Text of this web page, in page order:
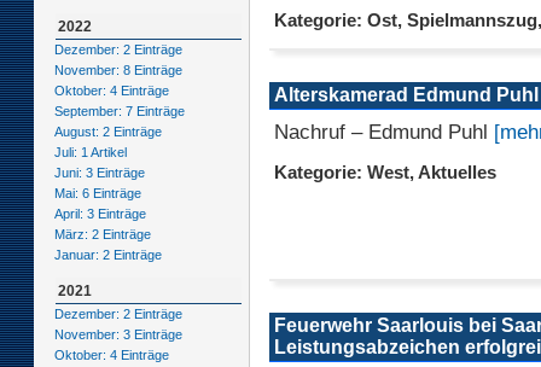
2022
Dezember: 2 Einträge
November: 8 Einträge
Oktober: 4 Einträge
September: 7 Einträge
August: 2 Einträge
Juli: 1 Artikel
Juni: 3 Einträge
Mai: 6 Einträge
April: 3 Einträge
März: 2 Einträge
Januar: 2 Einträge
2021
Dezember: 2 Einträge
November: 3 Einträge
Oktober: 4 Einträge
Kategorie: Ost,
Alterskamerad Edmund
Nachruf – Edmund Puhl
Kategorie: West, Aktuelles
Feuerwehr Saarlouis bei
Leistungsabzeichen